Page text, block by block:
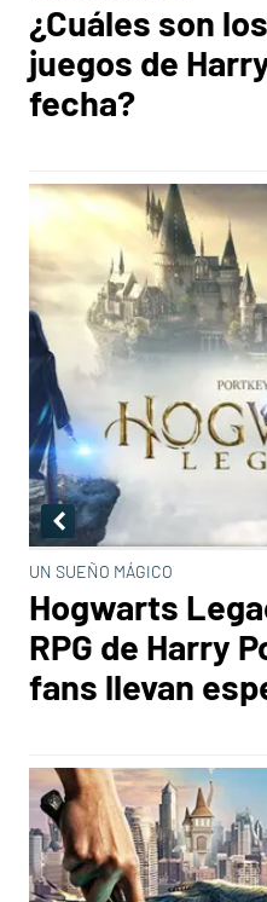
¿Cuáles son
juegos de
fecha?
UN SUEÑO MÁGICO
Hogwarts
RPG de Harry
fans llevan